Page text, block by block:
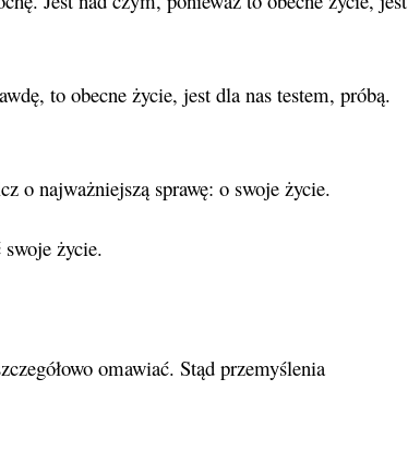
to obecne życie, jest dla nas testem, próbą.
o najważniejszą sprawę: o swoje życie.
życie.
omawiać. Stąd przemyślenia